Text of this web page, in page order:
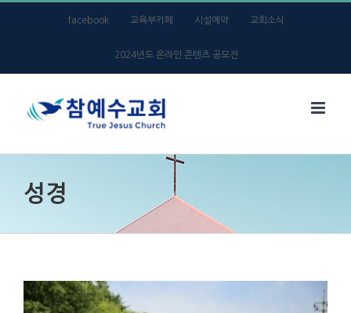
facebook 교육부카페 시설예약 교회소식
2024년도 온라인 콘텐츠 공모전
성경